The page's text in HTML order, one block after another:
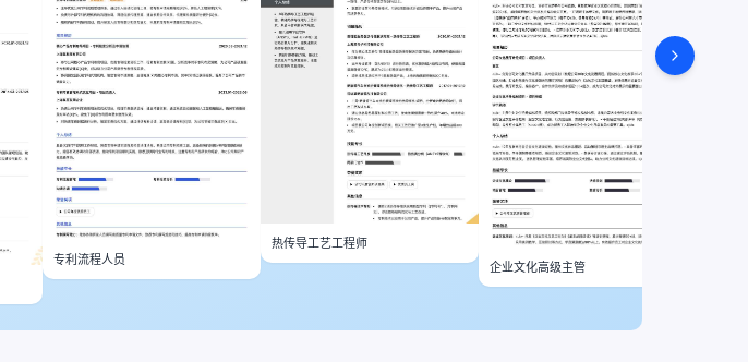
专利流程人员
热传导工艺工程师
企业文化高级主管